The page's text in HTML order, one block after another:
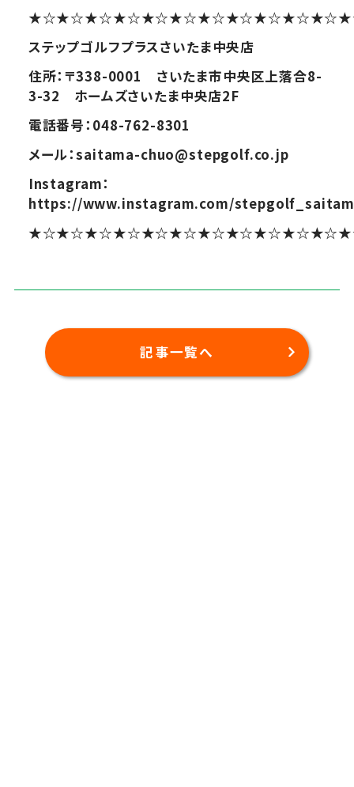
ステップゴルフプラスさいたま中央店
住所：〒338-0001 さいたま市中央区上落合8-
3-32 ホームズさいたま中央店2F
電話番号：048-762-8301
メール：saitama-chuo@stepgolf.co.jp
Instagram：
https://www.instagram.com/
記事一覧へ